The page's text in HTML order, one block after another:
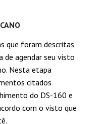
que foram descritas
de agendar seu visto
Nesta etapa
citados
do DS-160 e
com o visto que